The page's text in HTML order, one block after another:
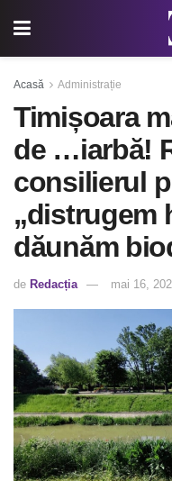
Acasă Administrație
Timișoara
de …iarbă!
consilierul
„distrugem
dăunăm
de Redacția mai 16,